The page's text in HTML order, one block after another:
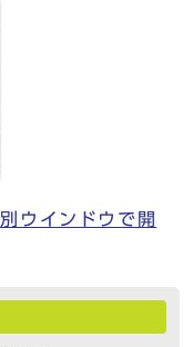
別ウインドウで開